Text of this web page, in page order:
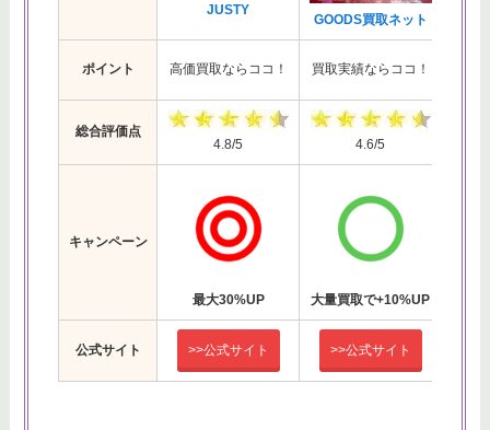
JUSTY
GOODS買取ネット
ポイント 高価買取ならココ！ 買取実績ならココ！
総合評価点
4.8/5
4.6/5
キャンペーン
最大30%UP 大量買取で+10%UP
公式サイト >>公式サイト >>公式サイト